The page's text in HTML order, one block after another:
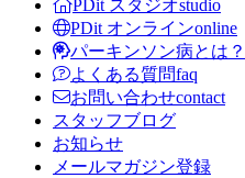
PDit スタジオstudio
PDit オンラインonline
パーキンソン病とは？
よくある質問faq
お問い合わせcontact
スタッフブログ
お知らせ
メールマガジン登録